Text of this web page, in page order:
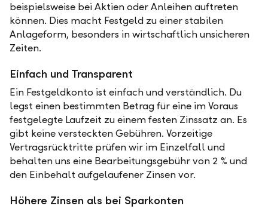
beispielsweise bei Aktien oder Anleihen auftreten
können. Dies macht Festgeld zu einer stabilen
Anlageform, besonders in wirtschaftlich unsicheren
Zeiten.
Einfach und Transparent
Ein Festgeldkonto ist einfach und verständlich. Du
legst einen bestimmten Betrag für eine im Voraus
festgelegte Laufzeit zu einem festen Zinssatz an. Es
gibt keine versteckten Gebühren. Vorzeitige
Vertragsrücktritte prüfen wir im Einzelfall und
behalten uns eine Bearbeitungsgebühr von 2 % und
den Einbehalt aufgelaufener Zinsen vor.
Höhere Zinsen als bei Sparkonten